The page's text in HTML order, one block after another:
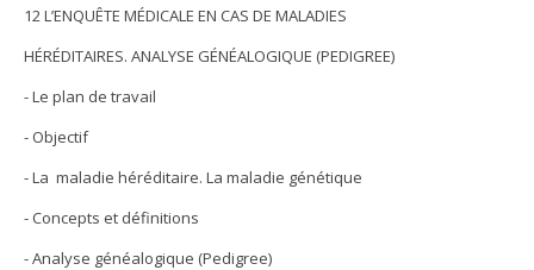
12 L’ENQUÊTE MÉDICALE EN CAS DE MALADIES
HÉRÉDITAIRES. ANALYSE GÉNÉALOGIQUE (PEDIGREE)
- Le plan de travail
- Objectif
- La maladie héréditaire. La maladie génétique
- Concepts et définitions
- Analyse généalogique (Pedigree)